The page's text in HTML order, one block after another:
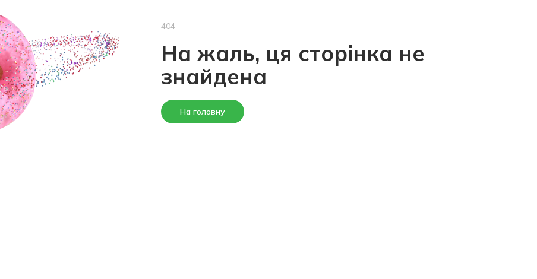
404
На жаль, ця сторінка не
знайдена
На головну